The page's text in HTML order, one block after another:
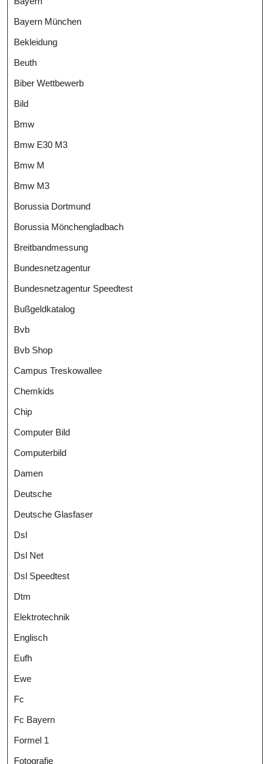
Bayern München
Bekleidung
Beuth
Biber Wettbewerb
Bild
Bmw
Bmw E30 M3
Bmw M
Bmw M3
Borussia Dortmund
Borussia Mönchengladbach
Breitbandmessung
Bundesnetzagentur
Bundesnetzagentur Speedtest
Bußgeldkatalog
Bvb
Bvb Shop
Campus Treskowallee
Chemkids
Chip
Computer Bild
Computerbild
Damen
Deutsche
Deutsche Glasfaser
Dsl
Dsl Net
Dsl Speedtest
Dtm
Elektrotechnik
Englisch
Eufh
Ewe
Fc
Fc Bayern
Formel 1
Fotografie